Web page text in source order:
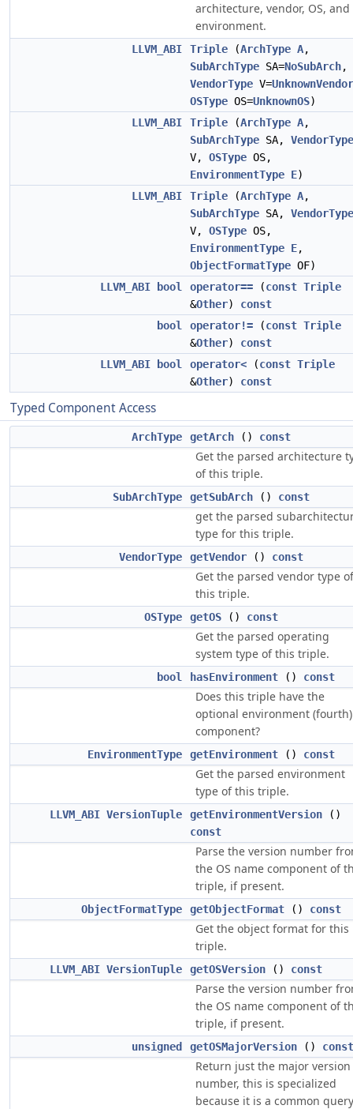
architecture, vendor, OS, and
environment.
LLVM_ABI Triple (ArchType A,
SubArchType SA=NoSubArch,
VendorType V=UnknownVendor
OSType OS=UnknownOS)
LLVM_ABI
Triple (ArchType A,
SubArchType SA, VendorType
V, OSType OS,
EnvironmentType E)
LLVM_ABI
Triple (ArchType A,
SubArchType SA, VendorType
V, OSType OS,
EnvironmentType E,
ObjectFormatType OF)
LLVM_ABI
bool operator== (const Triple
&Other) const
bool
operator!= (const Triple
&Other) const
LLVM_ABI
bool operator< (const Triple
&Other) const
Typed Component Access
ArchType getArch () const
Get the parsed architecture
of this triple.
SubArchType getSubArch () const
get the parsed
type for this triple.
VendorType getVendor () const
Get the parsed vendor type of
this triple.
OSType getOS () const
Get the parsed operating
system type of this triple.
bool hasEnvironment () const
Does this triple have the
optional environment (fourth)
component?
EnvironmentType getEnvironment () const
Get the parsed environment
type of this triple.
LLVM_ABI VersionTuple getEnvironmentVersion ()
const
Parse the version number
the OS name component of
triple, if present.
ObjectFormatType getObjectFormat () const
Get the object format for this
triple.
LLVM_ABI VersionTuple getOSVersion () const
Parse the version number
the OS name component of
triple, if present.
unsigned getOSMajorVersion () const
Return just the major version
number, this is specialized
because it is a common